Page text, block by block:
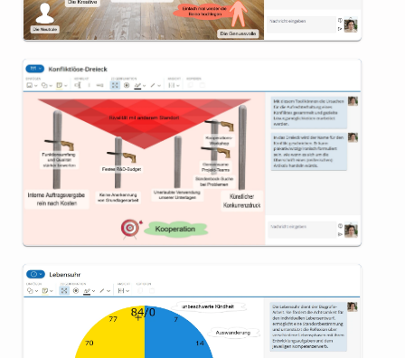
Konfliktlösedreieck